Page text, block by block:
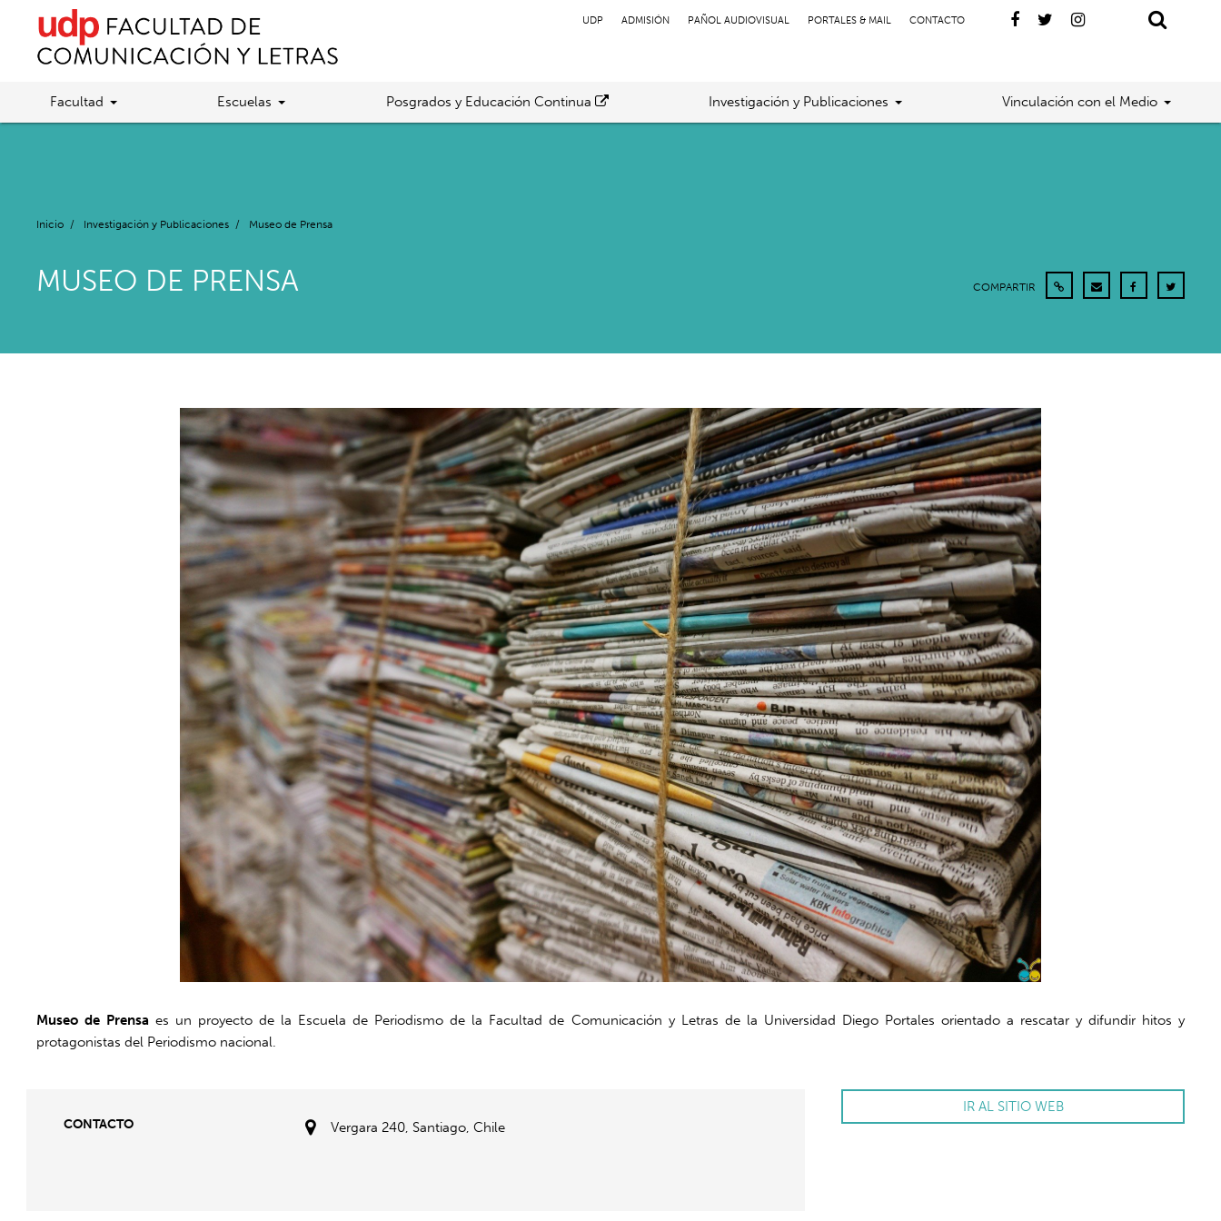
UDP ADMISIÓN PAÑOL AUDIOVISUAL PORTALES & MAIL CONTACTO
Facultad Escuelas Posgrados y Educación Continua Investigación y Publicaciones Vinculación con el Medio
Inicio / Investigación y Publicaciones / Museo de Prensa
MUSEO DE PRENSA COMPARTIR
Museo de Prensa es un proyecto de la Escuela de Periodismo de la Facultad de Comunicación y Letras de la Universidad Diego Portales orientado a rescatar y difundir hitos y
protagonistas del Periodismo nacional.
CONTACTO Vergara 240, Santiago, Chile
IR AL SITIO WEB